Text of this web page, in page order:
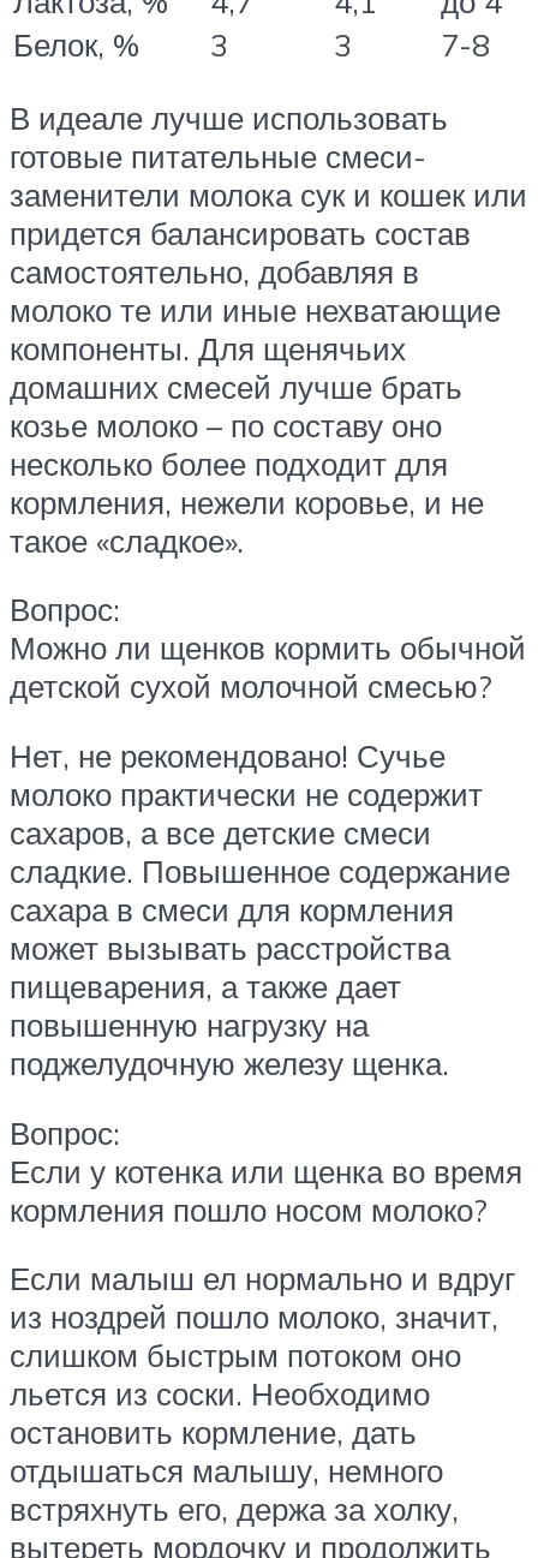
Белок, %
3 3
7-8
В идеале лучше использовать
готовые питательные смеси-
заменители молока сук и кошек или
придется балансировать состав
самостоятельно, добавляя в
молоко те или иные нехватающие
компоненты. Для щенячьих
домашних смесей лучше брать
козье молоко – по составу оно
несколько более подходит для
кормления, нежели коровье, и не
такое «сладкое».
Вопрос:
Можно ли щенков кормить обычной
детской сухой молочной смесью?
Нет, не рекомендовано! Сучье
молоко практически не содержит
сахаров, а все детские смеси
сладкие. Повышенное содержание
сахара в смеси для кормления
может вызывать расстройства
пищеварения, а также дает
повышенную нагрузку на
поджелудочную железу щенка.
Вопрос:
Если у котенка или щенка во время
кормления пошло носом молоко?
Если малыш ел нормально и вдруг
из ноздрей пошло молоко, значит,
слишком быстрым потоком оно
льется из соски. Необходимо
остановить кормление, дать
отдышаться малышу, немного
встряхнуть его, держа за холку,
вытереть мордочку и продолжить